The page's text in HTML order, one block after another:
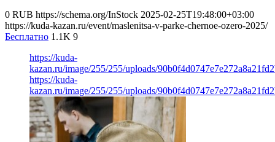
0 RUB https://schema.org/InStock 2025-02-25T19:48:00+03:00
https://kuda-kazan.ru/event/maslenitsa-v-parke-chernoe-ozero-2025/
Бесплатно 1.1K 9
https://kuda-
kazan.ru/image/255/255/uploads/
https://kuda-
kazan.ru/image/255/255/uploads/